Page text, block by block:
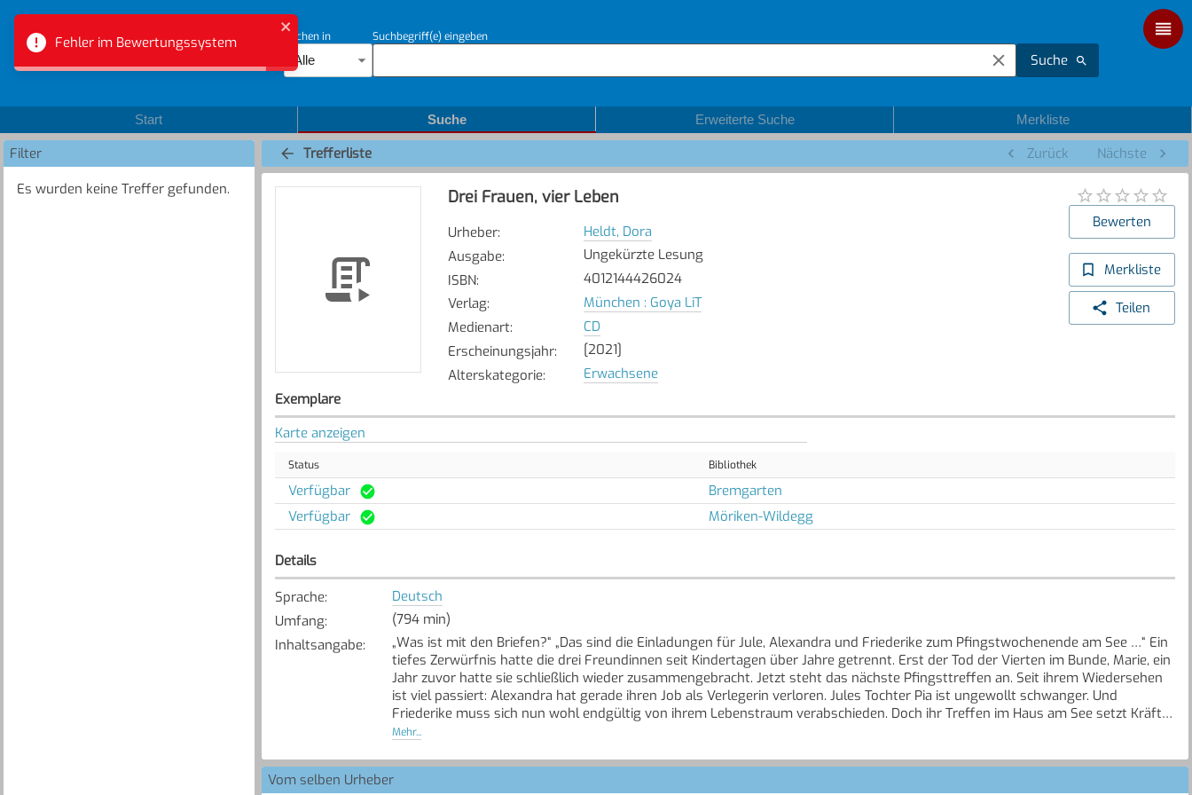
Fehler im Bewertungssystem
Bibliotheksverbund Aargau
Suchen in
Alle
Suchbegriff(e) eingeben
Suche
Start Suche Erweiterte Suche Merkliste
Filter
Es wurden keine Treffer gefunden.
Trefferliste Zurück Nächste
Drei Frauen, vier Leben
Urheber:
Heldt, Dora
Ausgabe:
Ungekürzte Lesung
ISBN:
4012144426024
Verlag:
München : Goya LiT
Medienart:
CD
Erscheinungsjahr:
[2021]
Alterskategorie: Erwachsene
Bewerten
Merkliste
Teilen
Exemplare
Karte anzeigen
Status Bibliothek
Verfügbar
Bremgarten
Verfügbar
Möriken-Wildegg
Details
Sprache:
Deutsch
Umfang:
(794 min)
Inhaltsangabe:
„Was ist mit den Briefen?“ „Das sind die Einladungen für Jule, Alexandra und Friederike zum Pfingstwochenende am See …“ Ein
tiefes Zerwürfnis hatte die drei Freundinnen seit Kindertagen über Jahre getrennt. Erst der Tod der Vierten im Bunde, Marie, ein
Jahr zuvor hatte sie schließlich wieder zusammengebracht. Jetzt steht das nächste Pfingsttreffen an. Seit ihrem Wiedersehen
ist viel passiert: Alexandra hat gerade ihren Job als Verlegerin verloren. Jules Tochter Pia ist ungewollt schwanger. Und
Friederike muss sich nun wohl endgültig von ihrem Lebenstraum verabschieden. Doch ihr Treffen im Haus am See setzt Kräfte
frei, die ihrer aller Leben in gänzlich unerwartete Richtungen lenken.
Mehr...
Vom selben Urheber